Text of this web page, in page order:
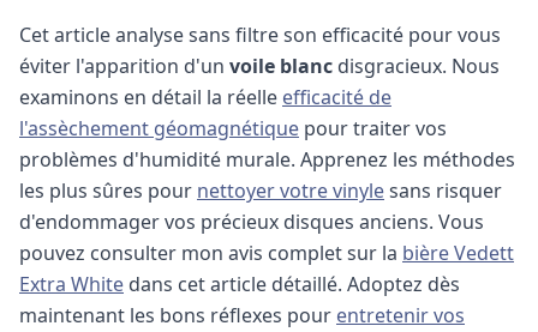
Cet article analyse sans filtre son efficacité pour vous
éviter l'apparition d'un voile blanc disgracieux. Nous
examinons en détail la réelle efficacité de
l'assèchement géomagnétique pour traiter vos
problèmes d'humidité murale. Apprenez les méthodes
les plus sûres pour nettoyer votre vinylesans risquer
d'endommager vos précieux disques anciens. Vous
pouvez consulter mon avis complet sur la bière Vedett
Extra White dans cet article détaillé. Adoptez dès
maintenant les bons réflexes pour entretenir vos